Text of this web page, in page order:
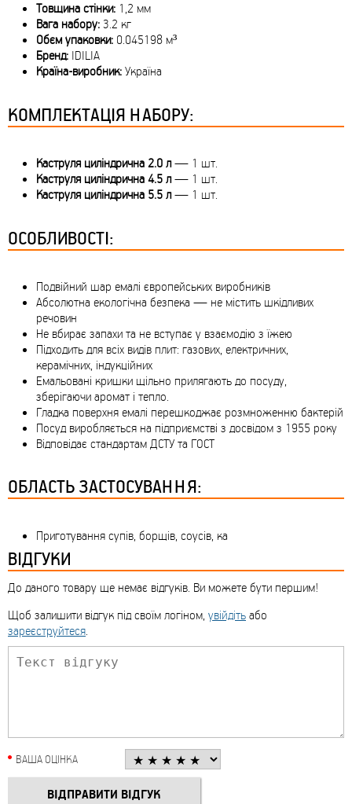
Товщина стінки: 1,2 мм
Вага набору: 3.2 кг
Обєм упаковки: 0.045198 м³
Бренд: IDILIA
Країна-виробник: Україна
КОМПЛЕКТАЦІЯ НАБОРУ:
Каструля циліндрична 2.0 л— 1 шт.
Каструля циліндрична 4.5 л— 1 шт.
Каструля циліндрична 5.5 л— 1 шт.
ОСОБЛИВОСТІ:
Подвійний шар емалі європейських виробників
Абсолютна екологічна безпека — не містить шкідливих
речовин
Не вбирає запахи та не вступає у взаємодію з їжею
Підходить для всіх видів плит: газових, електричних,
керамічних, індукційних
Емальовані кришки щільно прилягають до посуду,
зберігаючи аромат і тепло.
Гладка поверхня емалі перешкоджає розмноженню бактерій
Посуд виробляється на підприємстві з досвідом з 1955 року
Відповідає стандартам ДСТУ та ГОСТ
ОБЛАСТЬ ЗАСТОСУВАННЯ:
Приготування супів, борщів, соусів, ка
ВІДГУКИ
До даного товару ще немає відгуків. Ви можете бути першим!
Щоб залишити відгук під своїм логіном, увійдіть або
зареєструйтеся.
ВАША ОЦІНКА